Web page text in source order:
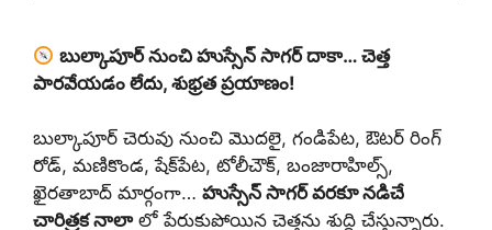
బుల్కాపూర్ నుంచి హుస్సేన్ సాగర్ దాకా… చెత్త
పారవేయడం లేదు, శుభ్రత ప్రయాణం!
బుల్కాపూర్ చెరువు నుంచి మొదలై, గండిపేట, ఔటర్ రింగ్
రోడ్, మణికొండ, షేక్‌పేట, టోలీచౌక్, బంజారాహిల్స్,
ఖైరతాబాద్ మార్గంగా… హుస్సేన్ సాగర్ వరకూ నడిచే
చారిత్రక నాలాలో పేరుకుపోయిన చెత్తను శుద్ధి చేస్తున్నారు.